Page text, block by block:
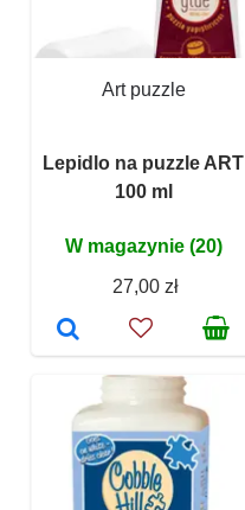
Art puzzle
Lepidlo na puzzle ART
100 ml
W magazynie (20)
27,00 zł